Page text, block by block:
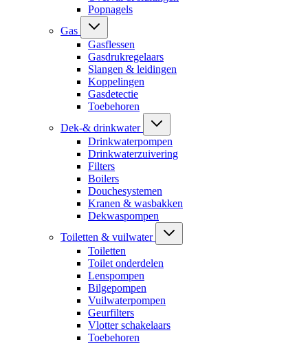
Popnagels
Gas
Gasflessen
Gasdrukregelaars
Slangen & leidingen
Koppelingen
Gasdetectie
Toebehoren
Dek-& drinkwater
Drinkwaterpompen
Drinkwaterzuivering
Filters
Boilers
Douchesystemen
Kranen & wasbakken
Dekwaspompen
Toiletten & vuilwater
Toiletten
Toilet onderdelen
Lenspompen
Bilgepompen
Vuilwaterpompen
Geurfilters
Vlotter schakelaars
Toebehoren